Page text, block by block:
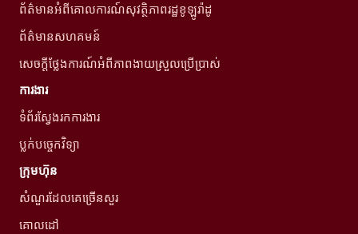
ព័ត៌មានអំពីគោលការណ៍សុវត្ថិភាពរដ្ឋខូឡូរ៉ាដូ
ព័ត៌មានសហគមន៍
សេចក្តីថ្លែងការណ៍អំពីភាពងាយស្រួលប្រើប្រាស់
ការងារ
ទំព័រស្វែងរកការងារ
ប្លក់បច្ចេកវិទ្យា
ក្រុមហ៊ុន
សំណួរដែលគេច្រើនសួរ
គោលដៅ